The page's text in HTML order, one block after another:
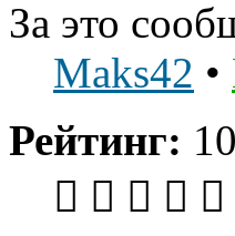
За это
Maks42 •
Рейтинг: